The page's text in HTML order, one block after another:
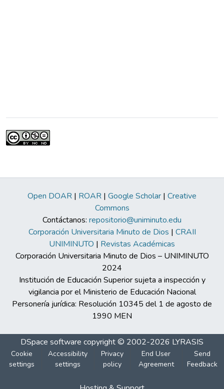
Open DOAR | ROAR | Google Scholar | Creative
Commons
Contáctanos: repositorio@uniminuto.edu
Corporación Universitaria Minuto de Dios | CRAII
UNIMINUTO | Revistas Académicas
Corporación Universitaria Minuto de Dios – UNIMINUTO
2024
Institución de Educación Superior sujeta a inspección y
vigilancia por el Ministerio de Educación Nacional
Personería jurídica: Resolución 10345 del 1 de agosto de
1990 MEN
DSpace software copyright © 2002-2026 LYRASIS
Cookie
settings
Accessibility
settings
Privacy
policy
End User
Agreement
Send
Feedback